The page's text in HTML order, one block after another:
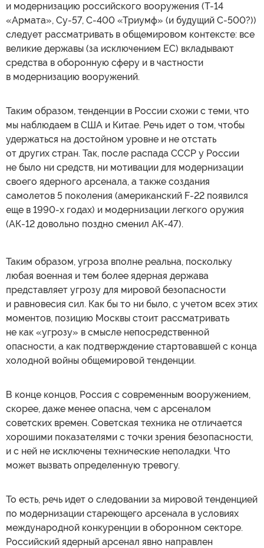
и модернизацию российского вооружения (Т-14
«Армата», Су-57, С-400 «Триумф» (и будущий С-500?))
следует рассматривать в общемировом контексте: все
великие державы (за исключением ЕС) вкладывают
средства в оборонную сферу и в частности
в модернизацию вооружений.
Таким образом, тенденции в России схожи с теми, что
мы наблюдаем в США и Китае. Речь идет о том, чтобы
удержаться на достойном уровне и не отстать
от других стран. Так, после распада СССР у России
не было ни средств, ни мотивации для модернизации
своего ядерного арсенала, а также создания
самолетов 5 поколения (американский F-22 появился
еще в 1990-х годах) и модернизации легкого оружия
(АК-12 довольно поздно сменил АК-47).
Таким образом, угроза вполне реальна, поскольку
любая военная и тем более ядерная держава
представляет угрозу для мировой безопасности
и равновесия сил. Как бы то ни было, с учетом всех этих
моментов, позицию Москвы стоит рассматривать
не как «угрозу» в смысле непосредственной
опасности, а как подтверждение стартовавшей с конца
холодной войны общемировой тенденции.
В конце концов, Россия с современным вооружением,
скорее, даже менее опасна, чем с арсеналом
советских времен. Советская техника не отличается
хорошими показателями с точки зрения безопасности,
и с ней не исключены технические неполадки. Что
может вызвать определенную тревогу.
То есть, речь идет о следовании за мировой тенденцией
по модернизации стареющего арсенала в условиях
международной конкуренции в оборонном секторе.
Российский ядерный арсенал явно направлен